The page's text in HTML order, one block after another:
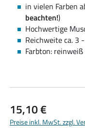
in vielen Farben
beachten!)
Hochwertige
Reichweite ca. 3
Farbton: reinweiß
Regulärer Preis:
15,10 €
Preise inkl. MwSt. zzgl.